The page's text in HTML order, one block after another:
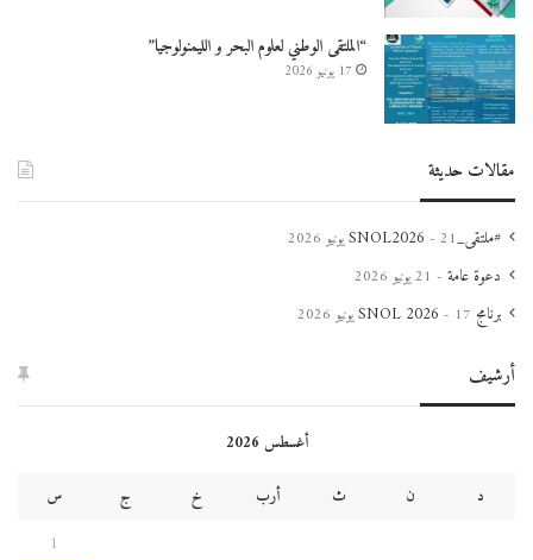
“الملتقى الوطني لعلوم البحر و الليمنولوجيا”
17 يونيو 2026
مقالات حديثة
#ملتقى_SNOL202621 يونيو 2026
دعوة عامة 21 يونيو 2026
برنامج SNOL 2026 17 يونيو 2026
أرشيف
أغسطس 2026
د
ن ث أرب خ ج
س
1